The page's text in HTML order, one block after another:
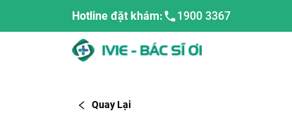
Hotline đặt khám: 1900 3367
Quay Lại